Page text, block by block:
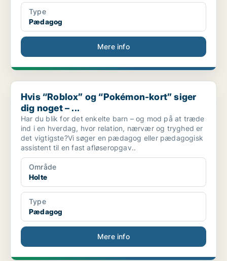
Type
Pædagog
Mere info
Hvis “Roblox” og “Pokémon-kort” siger dig noget – ...
Hvis “Roblox” og “Pokémon-kort” siger
dig noget – ...
Har du blik for det enkelte barn – og mod på at træde
ind i en hverdag, hvor relation, nærvær og tryghed er
det vigtigste?Vi søger en pædagog eller pædagogisk
assistent til en fast afløseropgav..
Område
Holte
Type
Pædagog
Mere info